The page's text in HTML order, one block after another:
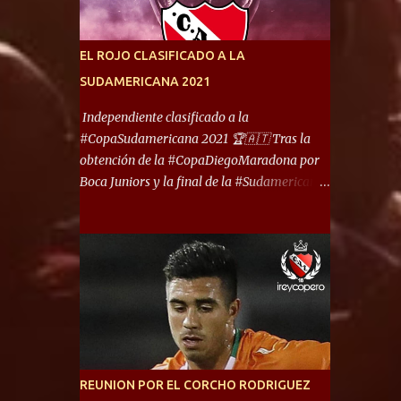
ello son protagonistas de un clásico de los
transitó por la primera división del fútbol
local durante muchos años. Dock Sud es otro
de los que comparten esas tierras, aunque el
foco de atención es la convivencia
Independiente - Racing. “No encuentro, más
reúna tantos logros deportivos, tantos
clubes y tanta gente en este deporte”,
afirmó Facundo Moyano. “Creo que
EL ROJO CLASIFICADO A LA
SUDAMERICANA 2021
Independiente clasificado a la
#CopaSudamericana 2021 🏆🇦🇹 Tras la
obtención de la #CopaDiegoMaradona por
Boca Juniors y la final de la #Sudamericana
Defensa y Justicia o Lanús, dadas estás dos
condiciones el Rey de Copas se clasifica a la
Copa Sudamericana de este 2021. En este
año, la Sudamericana sufrirá modificaciones
en su formato, que iniciará en fase de grupos
con 6 partidos, de los cuales sólo los
primeros de cada grupo jugarán los 8vos.
REUNION POR EL CORCHO RODRIGUEZ